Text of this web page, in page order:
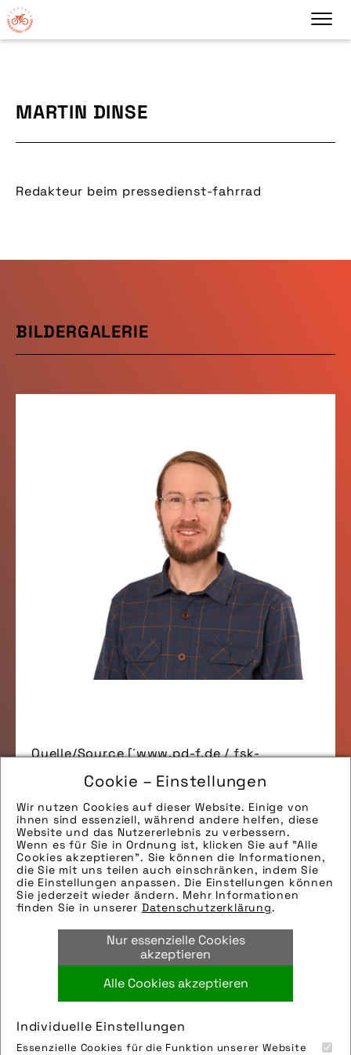
Cookie – Einstellungen
Wir nutzen Cookies auf dieser Website. Einige von
ihnen sind essenziell, während andere helfen, diese
Website und das Nutzererlebnis zu verbessern.
Wenn es für Sie in Ordnung ist, klicken Sie auf "Alle
Cookies akzeptieren". Sie können die Informationen,
die Sie mit uns teilen auch einschränken, indem Sie
die Einstellungen anpassen. Die Einstellungen können
Sie jederzeit wieder ändern. Mehr Informationen
finden Sie in unserer Datenschutzerklärung.
Nur essenzielle Cookies
akzeptieren
Alle Cookies akzeptieren
Individuelle Einstellungen
Essenzielle Cookies für die Funktion unserer Website
MARTIN DINSE
Redakteur beim pressedienst-fahrrad
BILDERGALERIE
Quelle/Source [´www.pd-f.de / fsk-
photography´]
Bild downloaden
Gesamtübersicht